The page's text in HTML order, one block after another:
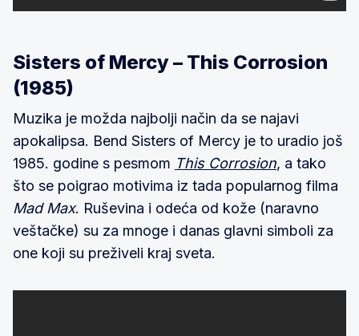
Sisters of Mercy – This Corrosion
(1985)
Muzika je možda najbolji način da se najavi
apokalipsa. Bend Sisters of Mercy je to uradio još
1985. godine s pesmom This Corrosion, a tako
što se poigrao motivima iz tada popularnog filma
Mad Max. Ruševina i odeća od kože (naravno
veštačke) su za mnoge i danas glavni simboli za
one koji su preživeli kraj sveta.